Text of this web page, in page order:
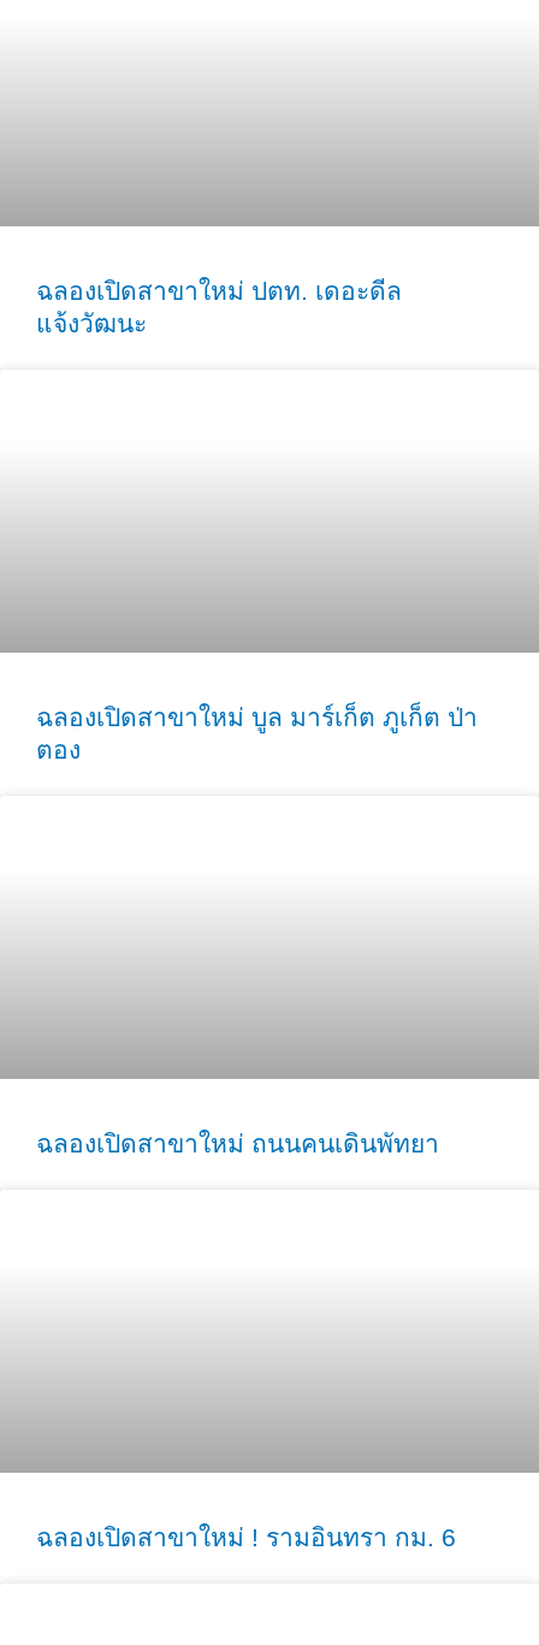
ฉลองเปิดสาขาใหม่ ปตท. เดอะดีล
แจ้งวัฒนะ
ฉลองเปิดสาขาใหม่ บูล มาร์เก็ต ภูเก็ต ป่า
ตอง
ฉลองเปิดสาขาใหม่ ถนนคนเดินพัทยา
ฉลองเปิดสาขาใหม่ ! รามอินทรา กม. 6